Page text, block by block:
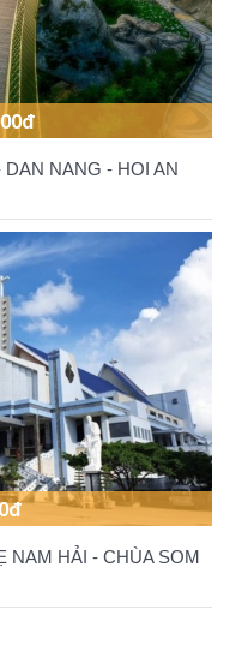
NANG - HOI AN
NAM HẢI - CHÙA SOM